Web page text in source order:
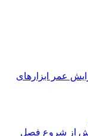
عمر ابزارهای
از شروع فصل